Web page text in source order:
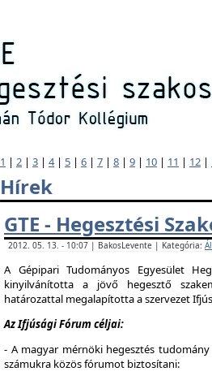
1 | 2 | 3 | 4| 5 | 6 | 7 | 8 | 9 | 10 | 11 | 12 |
Hírek
GTE - Hegesztési
2012. 05. 13. - 10:07 | BakosLevente | Kategória:
A Gépipari Tudományos Egyesület
kinyilvánította a jövő hegesztő
határozattal megalapította a szervezet
Az Ifjúsági Fórum céljai:
- A magyar mérnöki hegesztés
számukra közös fórumot biztosítani: